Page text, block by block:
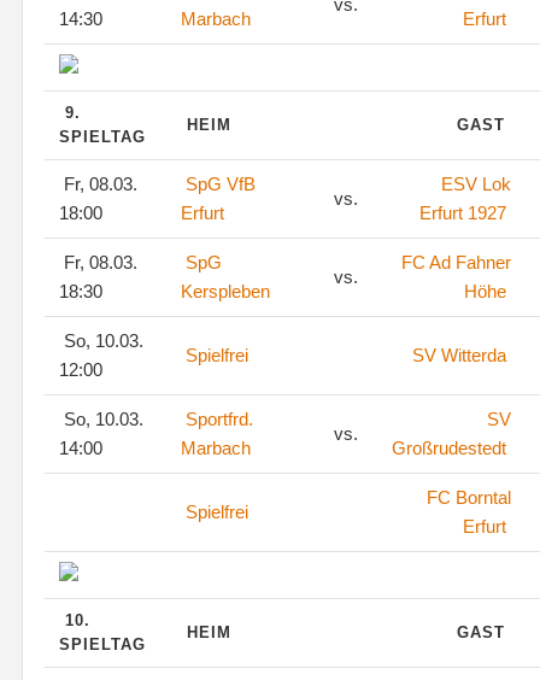
14:30 Marbach
vs.
Erfurt
9.
SPIELTAG
HEIM GAST
Fr, 08.03.
18:00
SpG VfB
Erfurt
vs.
ESV Lok
Erfurt 1927
Fr, 08.03.
18:30
SpG
Kerspleben
vs.
FC Ad Fahner
Höhe
So, 10.03.
12:00
Spielfrei SV Witterda
So, 10.03.
14:00
Sportfrd.
Marbach
vs.
SV
Großrudestedt
Spielfrei
FC Borntal
Erfurt
10.
SPIELTAG
HEIM GAST